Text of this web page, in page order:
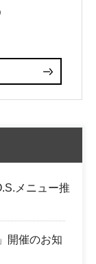
メニュー推
開催のお知